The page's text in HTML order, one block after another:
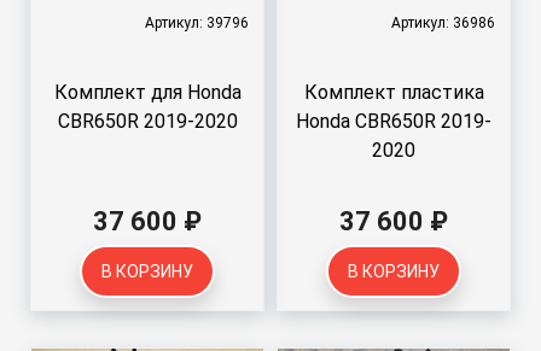
Артикул: 39796
Комплект для Honda
CBR650R 2019-2020
37 600 ₽
В КОРЗИНУ
Артикул: 36986
Комплект пластика
Honda CBR650R 2019-
2020
37 600 ₽
В КОРЗИНУ